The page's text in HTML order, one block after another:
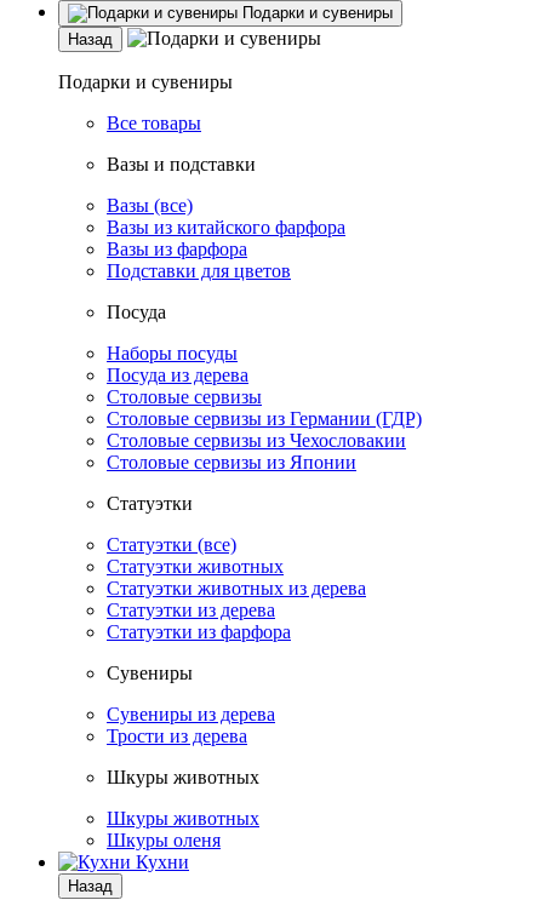
Подарки и сувениры
Назад
Подарки и сувениры
Все товары
Вазы и подставки
Вазы (все)
Вазы из китайского фарфора
Вазы из фарфора
Подставки для цветов
Посуда
Наборы посуды
Посуда из дерева
Столовые сервизы
Столовые сервизы из Германии (ГДР)
Столовые сервизы из Чехословакии
Столовые сервизы из Японии
Статуэтки
Статуэтки (все)
Статуэтки животных
Статуэтки животных из дерева
Статуэтки из дерева
Статуэтки из фарфора
Сувениры
Сувениры из дерева
Трости из дерева
Шкуры животных
Шкуры животных
Шкуры оленя
Кухни
Назад